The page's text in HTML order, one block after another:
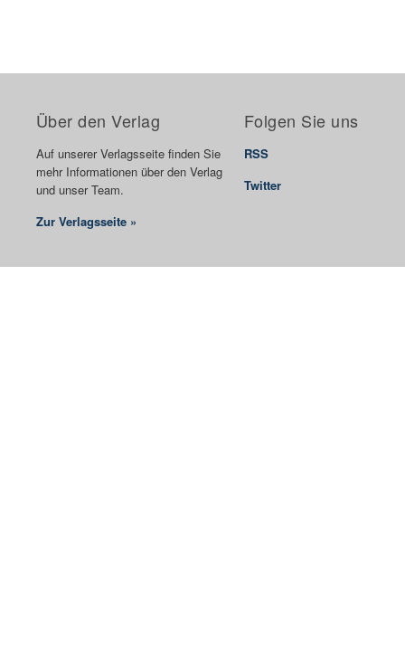
Über den Verlag
Auf unserer Verlagsseite finden Sie
mehr Informationen über den Verlag
und unser Team.
Zur Verlagsseite »
Folgen Sie uns
RSS
Twitter